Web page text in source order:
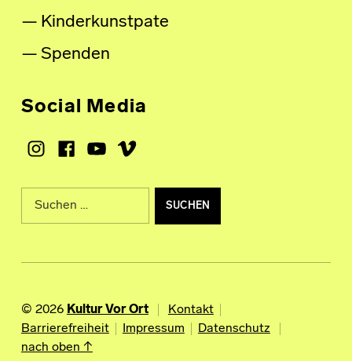
Kinderkunstpate
Spenden
Social Media
Instagram
Facebook
Youtube
Vimeo
Suche nach:
© 2026 Kultur Vor Ort
Kontakt
Barrierefreiheit
Impressum
Datenschutz
nach oben ↑